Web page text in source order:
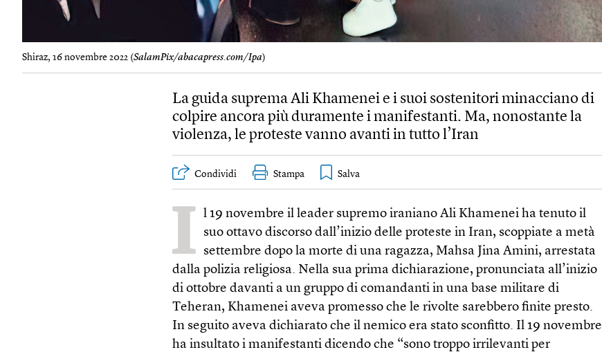
Shiraz, 16 novembre 2022 (SalamPix/abacapress.com/Ipa)
La guida suprema Ali Khamenei e i suoi sostenitori minacciano di
colpire ancora più duramente i manifestanti. Ma, nonostante la
violenza, le proteste vanno avanti in tutto l’Iran
Condividi Stampa
I l 19 novembre il leader supremo iraniano Ali Khamenei ha tenuto il
suo ottavo discorso dall’inizio delle proteste in Iran, scoppiate a metà
settembre dopo la morte di una ragazza, Mahsa Jina Amini, arrestata
dalla polizia religiosa. Nella sua prima dichiarazione, pronunciata all’inizio
di ottobre davanti a un gruppo di comandanti in una base militare di
Teheran, Khamenei aveva promesso che le rivolte sarebbero finite presto.
In seguito aveva dichiarato che il nemico era stato sconfitto. Il 19 novembre
ha insultato i manifestanti dicendo che “sono troppo irrilevanti per